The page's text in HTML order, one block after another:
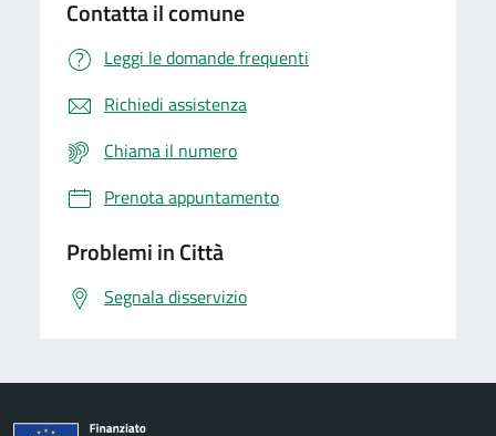
Contatta il comune
Leggi le domande frequenti
Richiedi assistenza
Chiama il numero
Prenota appuntamento
Problemi in Città
Segnala disservizio